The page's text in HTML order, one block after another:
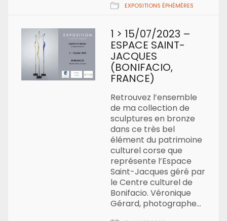
EXPOSITIONS ÉPHÉMÈRES
1 > 15/07/2023 –
ESPACE SAINT-
JACQUES
(BONIFACIO,
FRANCE)
Retrouvez l’ensemble
de ma collection de
sculptures en bronze
dans ce très bel
élément du patrimoine
culturel corse que
représente l’Espace
Saint-Jacques géré par
le Centre culturel de
Bonifacio. Véronique
Gérard, photographe…